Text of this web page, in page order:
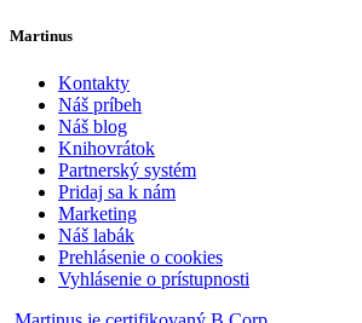
Martinus
Kontakty
Náš príbeh
Náš blog
Knihovrátok
Partnerský systém
Pridaj sa k nám
Marketing
Náš labák
Prehlásenie o cookies
Vyhlásenie o prístupnosti